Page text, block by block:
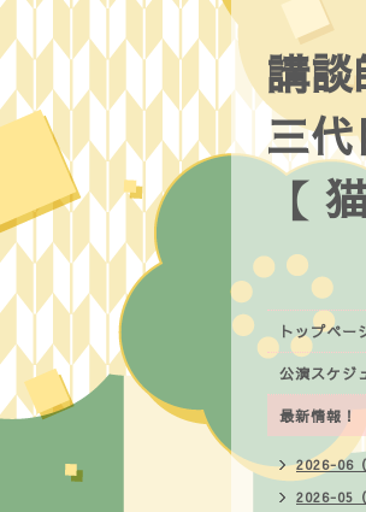
講
三
【
トップペー
公演スケジ
最新情報！
2026-06（
2026-05（